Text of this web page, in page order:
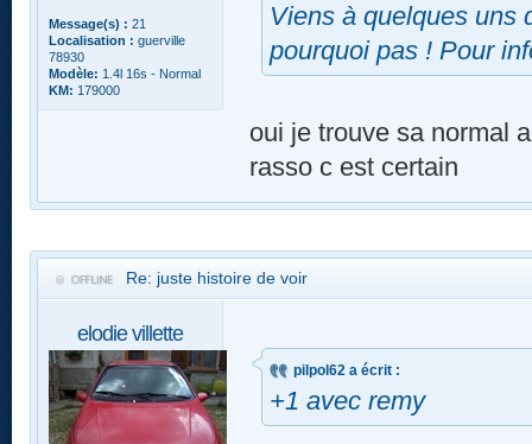
Message(s) : 21
Localisation : guerville
78930
Modèle: 1.4l 16s - Normal
KM: 179000
Viens à quelques uns
pourquoi pas ! Pour
oui je trouve sa normal
rasso c est certain
Re: juste histoire de voir
elodie villette
pilpol62 a écrit :
+1 avec remy